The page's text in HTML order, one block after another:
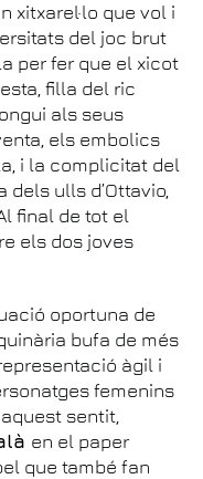
xitxarel·lo que vol i
del joc brut
per fer que el xicot
filla del ric
als seus
els embolics
i la complicitat del
dels ulls d’Ottavio,
final de tot el
els dos joves
oportuna de
bufa de més
àgil i
femenins
sentit,
en el paper
que també fan